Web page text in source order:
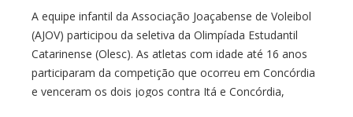
A equipe infantil da Associação Joaçabense de Voleibol
(AJOV) participou da seletiva da Olimpíada Estudantil
Catarinense (Olesc). As atletas com idade até 16 anos
participaram da competição que ocorreu em Concórdia
e venceram os dois jogos contra Itá e Concórdia,